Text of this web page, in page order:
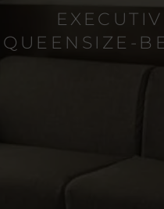
QUEENSIZE-